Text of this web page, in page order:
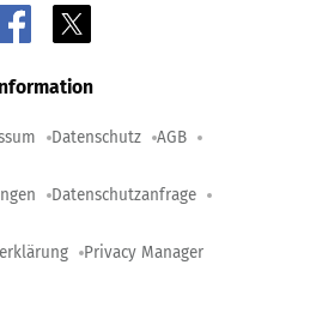
Datenschutz AGB
Datenschutzanfrage
Privacy Manager